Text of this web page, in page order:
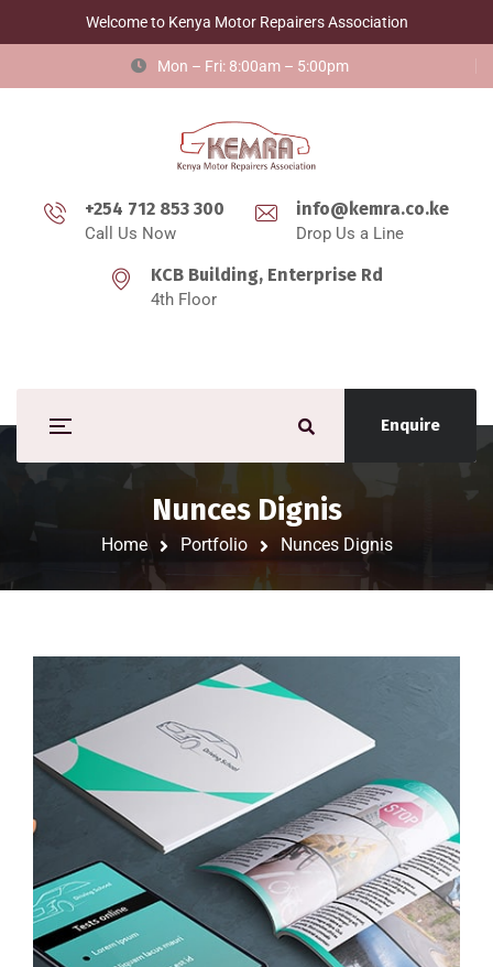
Welcome to Kenya Motor Repairers Association
Mon – Fri: 8:00am – 5:00pm
+254 712 853 300
Call Us Now
info@kemra.co.ke
Drop Us a Line
KCB Building, Enterprise Rd
4th Floor
Enquire
Nunces Dignis
Home Portfolio Nunces Dignis